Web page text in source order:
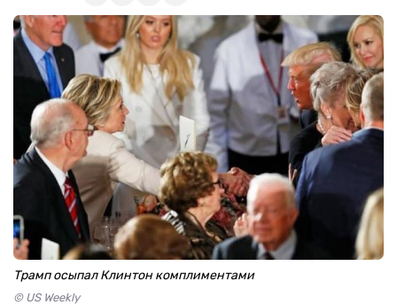
Трамп осыпал Клинтон комплиментами
© US Weekly